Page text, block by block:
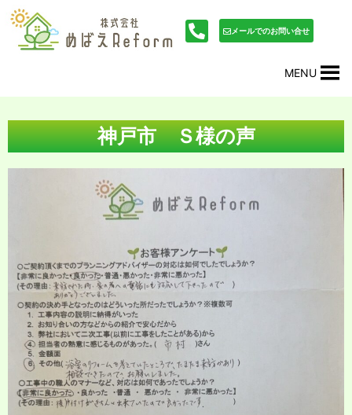
メールでのお問い合せ
MENU
神戸市 Ｓ様の声
ョ
ン